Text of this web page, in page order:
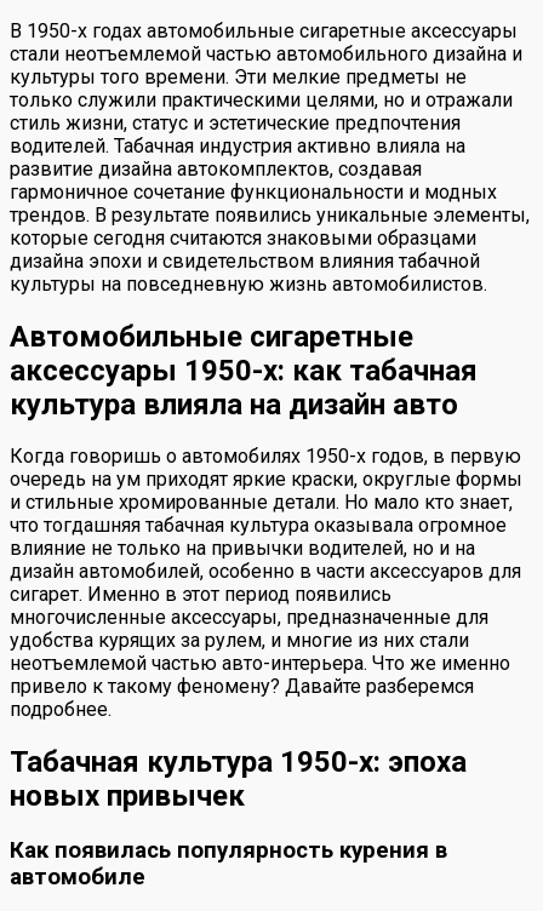
В 1950-х годах автомобильные сигаретные аксессуары
стали неотъемлемой частью автомобильного дизайна и
культуры того времени. Эти мелкие предметы не
только служили практическими целями, но и отражали
стиль жизни, статус и эстетические предпочтения
водителей. Табачная индустрия активно влияла на
развитие дизайна автокомплектов, создавая
гармоничное сочетание функциональности и модных
трендов. В результате появились уникальные элементы,
которые сегодня считаются знаковыми образцами
дизайна эпохи и свидетельством влияния табачной
культуры на повседневную жизнь автомобилистов.
Автомобильные сигаретные
аксессуары 1950-х: как табачная
культура влияла на дизайн авто
Когда говоришь о автомобилях 1950-х годов, в первую
очередь на ум приходят яркие краски, округлые формы
и стильные хромированные детали. Но мало кто знает,
что тогдашняя табачная культура оказывала огромное
влияние не только на привычки водителей, но и на
дизайн автомобилей, особенно в части аксессуаров для
сигарет. Именно в этот период появились
многочисленные аксессуары, предназначенные для
удобства курящих за рулем, и многие из них стали
неотъемлемой частью авто-интерьера. Что же именно
привело к такому феномену? Давайте разберемся
подробнее.
Табачная культура 1950-х: эпоха
новых привычек
Как появилась популярность курения в
автомобиле